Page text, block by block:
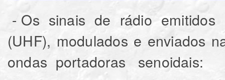
- Os sinais de rádio emitidos
(UHF), modulados e
ondas portadoras senoidais: